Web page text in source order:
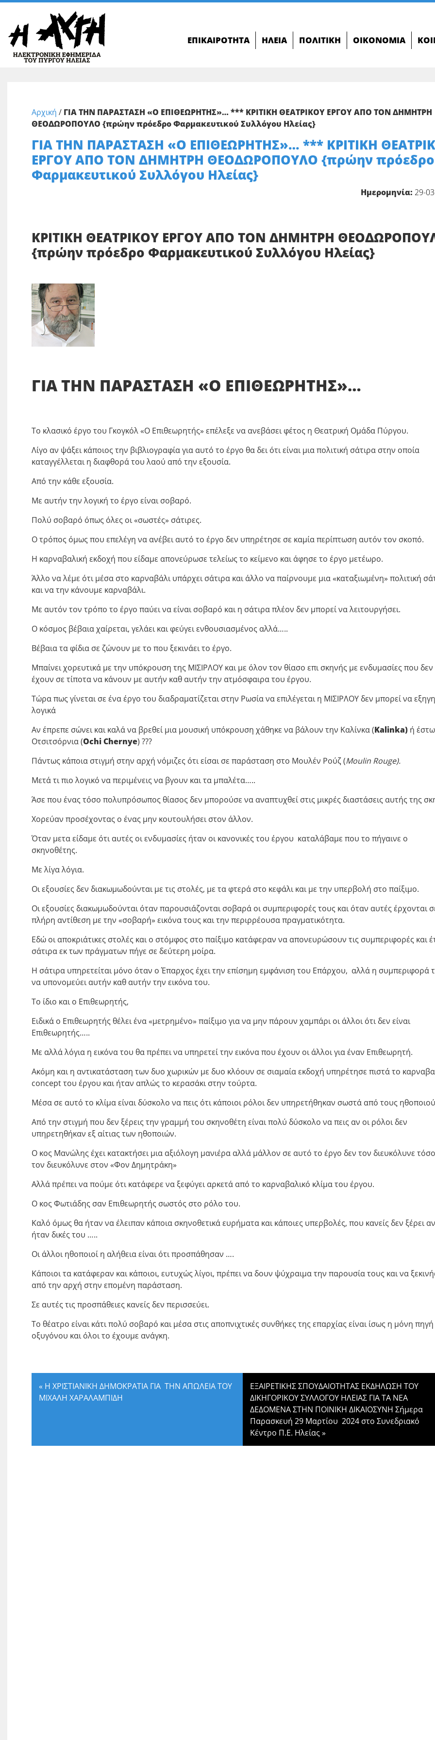
ΕΠΙΚΑΙΡΌΤΗΤΑ ΗΛΕΊΑ ΠΟΛΙΤΙΚΉ ΟΙΚΟΝΟΜΊΑ
Αρχική / ΓΙΑ ΤΗΝ ΠΑΡΑΣΤΑΣΗ «Ο ΕΠΙΘΕΩΡΗΤΗΣ»… *** ΚΡΙΤΙΚΗ ΘΕΑΤΡΙΚΟΥ ΕΡΓΟΥ ΑΠΟ ΤΟΝ ΔΗΜΗΤΡΗ
ΘΕΟΔΩΡΟΠΟΥΛΟ {πρώην πρόεδρο Φαρμακευτικού Συλλόγου Ηλείας}
ΓΙΑ ΤΗΝ ΠΑΡΑΣΤΑΣΗ «Ο ΕΠΙΘΕΩΡΗΤΗΣ»… *** ΚΡΙΤΙΚΗ
ΕΡΓΟΥ ΑΠΟ ΤΟΝ ΔΗΜΗΤΡΗ ΘΕΟΔΩΡΟΠΟΥΛΟ {πρώην πρόεδρο
Φαρμακευτικού Συλλόγου Ηλείας}
Ημερομηνία: 29-
ΚΡΙΤΙΚΗ ΘΕΑΤΡΙΚΟΥ ΕΡΓΟΥ ΑΠΟ ΤΟΝ ΔΗΜΗΤΡΗ
{πρώην πρόεδρο Φαρμακευτικού Συλλόγου Ηλείας}
ΓΙΑ ΤΗΝ ΠΑΡΑΣΤΑΣΗ «Ο ΕΠΙΘΕΩΡΗΤΗΣ»…
Το κλασικό έργο του Γκογκόλ «Ο Επιθεωρητής» επέλεξε να ανεβάσει φέτος η Θεατρική Ομάδα Πύργου.
Λίγο αν ψάξει κάποιος την βιβλιογραφία για αυτό το έργο θα δει ότι είναι μια πολιτική σάτιρα στην οποία
καταγγέλλεται η διαφθορά του λαού από την εξουσία.
Από την κάθε εξουσία.
Με αυτήν την λογική το έργο είναι σοβαρό.
Πολύ σοβαρό όπως όλες οι «σωστές» σάτιρες.
Ο τρόπος όμως που επελέγη να ανέβει αυτό το έργο δεν υπηρέτησε σε καμία περίπτωση αυτόν τον σκοπό.
Η καρναβαλική εκδοχή που είδαμε απονεύρωσε τελείως το κείμενο και άφησε το έργο μετέωρο.
Άλλο να λέμε ότι μέσα στο καρναβάλι υπάρχει σάτιρα και άλλο να παίρνουμε μια «καταξιωμένη» πολιτική
και να την κάνουμε καρναβάλι.
Με αυτόν τον τρόπο το έργο παύει να είναι σοβαρό και η σάτιρα πλέον δεν μπορεί να λειτουργήσει.
Ο κόσμος βέβαια χαίρεται, γελάει και φεύγει ενθουσιασμένος αλλά…..
Βέβαια τα φίδια σε ζώνουν με το που ξεκινάει το έργο.
Μπαίνει χορευτικά με την υπόκρουση της ΜΙΣΙΡΛΟΥ και με όλον τον θίασο επι σκηνής με ενδυμασίες που δεν
έχουν σε τίποτα να κάνουν με αυτήν καθ αυτήν την ατμόσφαιρα του έργου.
Τώρα πως γίνεται σε ένα έργο του διαδραματίζεται στην Ρωσία να επιλέγεται η ΜΙΣΙΡΛΟΥ δεν μπορεί να
λογικά
Αν έπρεπε σώνει και καλά να βρεθεί μια μουσική υπόκρουση χάθηκε να βάλουν την Καλίνκα (Kalinka) ή
Οτσιτσόρνια (Ochi Chernye) ???
Πάντως κάποια στιγμή στην αρχή νόμιζες ότι είσαι σε παράσταση στο Μουλέν Ρούζ (Moulin Rouge).
Μετά τι πιο λογικό να περιμένεις να βγουν και τα μπαλέτα…..
Άσε που ένας τόσο πολυπρόσωπος θίασος δεν μπορούσε να αναπτυχθεί στις μικρές διαστάσεις αυτής της
Χορεύαν προσέχοντας ο ένας μην κουτουλήσει στον άλλον.
Όταν μετα είδαμε ότι αυτές οι ενδυμασίες ήταν οι κανονικές του έργου καταλάβαμε που το πήγαινε ο
σκηνοθέτης.
Με λίγα λόγια.
Οι εξουσίες δεν διακωμωδούνται με τις στολές, με τα φτερά στο κεφάλι και με την υπερβολή στο παίξιμο.
Οι εξουσίες διακωμωδούνται όταν παρουσιάζονται σοβαρά οι συμπεριφορές τους και όταν αυτές έρχονται
πλήρη αντίθεση με την «σοβαρή» εικόνα τους και την περιρρέουσα πραγματικότητα.
Εδώ οι αποκριάτικες στολές και ο στόμφος στο παίξιμο κατάφεραν να απονευρώσουν τις συμπεριφορές και
σάτιρα εκ των πράγματων πήγε σε δεύτερη μοίρα.
Η σάτιρα υπηρετείται μόνο όταν ο Έπαρχος έχει την επίσημη εμφάνιση του Επάρχου, αλλά η συμπεριφορά
να υπονομεύει αυτήν καθ αυτήν την εικόνα του.
Το ίδιο και ο Επιθεωρητής,
Ειδικά ο Επιθεωρητής θέλει ένα «μετρημένο» παίξιμο για να μην πάρουν χαμπάρι οι άλλοι ότι δεν είναι
Επιθεωρητής…..
Με αλλά λόγια η εικόνα του θα πρέπει να υπηρετεί την εικόνα που έχουν οι άλλοι για έναν Επιθεωρητή.
Ακόμη και η αντικατάσταση των δυο χωρικών με δυο κλόουν σε σιαμαία εκδοχή υπηρέτησε πιστά το
concept του έργου και ήταν απλώς το κερασάκι στην τούρτα.
Μέσα σε αυτό το κλίμα είναι δύσκολο να πεις ότι κάποιοι ρόλοι δεν υπηρετήθηκαν σωστά από τους
Από την στιγμή που δεν ξέρεις την γραμμή του σκηνοθέτη είναι πολύ δύσκολο να πεις αν οι ρόλοι δεν
υπηρετηθήκαν εξ αίτιας των ηθοποιών.
Ο κος Μανώλης έχει κατακτήσει μια αξιόλογη μανιέρα αλλά μάλλον σε αυτό το έργο δεν τον διευκόλυνε
τον διευκόλυνε στον «Φον Δημητράκη»
Αλλά πρέπει να πούμε ότι κατάφερε να ξεφύγει αρκετά από το καρναβαλικό κλίμα του έργου.
Ο κος Φωτιάδης σαν Επιθεωρητής σωστός στο ρόλο του.
Καλό όμως θα ήταν να έλειπαν κάποια σκηνοθετικά ευρήματα και κάποιες υπερβολές, που κανείς δεν ξέρει αν
ήταν δικές του …..
Οι άλλοι ηθοποιοί η αλήθεια είναι ότι προσπάθησαν ….
Κάποιοι τα κατάφεραν και κάποιοι, ευτυχώς λίγοι, πρέπει να δουν ψύχραιμα την παρουσία τους και να
από την αρχή στην επομένη παράσταση.
Σε αυτές τις προσπάθειες κανείς δεν περισσεύει.
Το θέατρο είναι κάτι πολύ σοβαρό και μέσα στις αποπνιχτικές συνθήκες της επαρχίας είναι ίσως η μόνη πηγή
οξυγόνου και όλοι το έχουμε ανάγκη.
« Η ΧΡΙΣΤΙΑΝΙΚΗ ΔΗΜΟΚΡΑΤΙΑ ΓΙΑ ΤΗΝ ΑΠΩΛΕΙΑ ΤΟΥ
ΜΙΧΑΛΗ ΧΑΡΑΛΑΜΠΙΔΗ
ΕΞΑΙΡΕΤΙΚΗΣ ΣΠΟΥΔΑΙΟΤΗΤΑΣ ΕΚΔΗΛΩΣΗ ΤΟΥ
ΔΙΚΗΓΟΡΙΚΟΥ ΣΥΛΛΟΓΟΥ ΗΛΕΙΑΣ ΓΙΑ ΤΑ ΝΕΑ
ΔΕΔΟΜΕΝΑ ΣΤΗΝ ΠΟΙΝΙΚΗ ΔΙΚΑΙΟΣΥΝΗ Σήμερα
Παρασκευή 29 Μαρτίου 2024 στο Συνεδριακό
Κέντρο Π.Ε. Ηλείας»